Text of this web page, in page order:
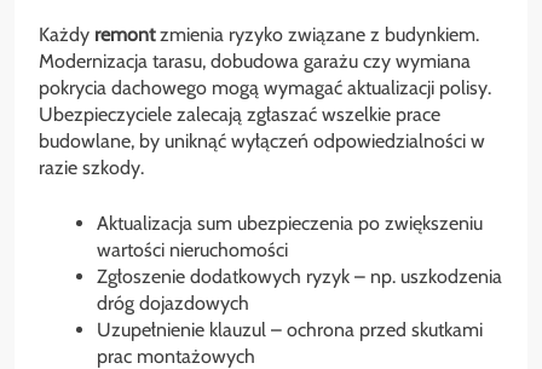
Każdy remontzmienia ryzyko związane z budynkiem.
Modernizacja tarasu, dobudowa garażu czy wymiana
pokrycia dachowego mogą wymagać aktualizacji polisy.
Ubezpieczyciele zalecają zgłaszać wszelkie prace
budowlane, by uniknąć wyłączeń odpowiedzialności w
razie szkody.
Aktualizacja sum ubezpieczenia po zwiększeniu
wartości nieruchomości
Zgłoszenie dodatkowych ryzyk – np. uszkodzenia
dróg dojazdowych
Uzupełnienie klauzul – ochrona przed skutkami
prac montażowych